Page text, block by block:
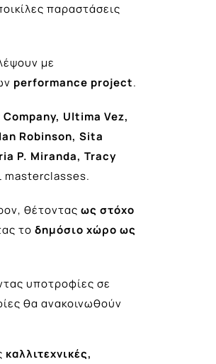
παραστάσεις
με
performance project.
Company, Ultima Vez,
Robinson, Sita
P. Miranda, Tracy
masterclasses.
θέτοντας ως στόχο
το δημόσιο χώρο ως
υποτροφίες σε
θα ανακοινωθούν
καλλιτεχνικές,